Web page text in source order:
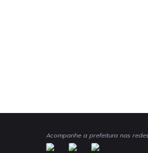
Acompanhe a prefeitura nas